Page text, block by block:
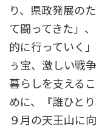
り、県政発展の
て闘ってきた」
的に行っていく
ぅ宝、激しい戦
暮らしを支える
めに、『誰ひと
９月の天王山に